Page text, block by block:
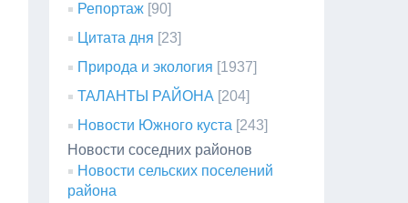
Репортаж [90]
Цитата дня [23]
Природа и экология [1937]
ТАЛАНТЫ РАЙОНА [204]
Новости Южного куста [243]
Новости соседних районов
Новости сельских поселений
района